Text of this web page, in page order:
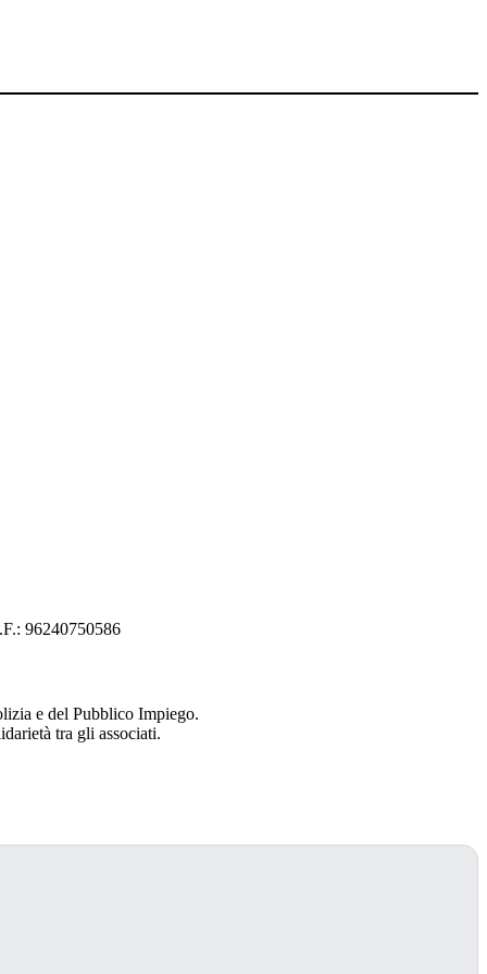
96240750586
e del Pubblico Impiego.
tra gli associati.